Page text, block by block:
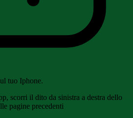
tuo Iphone.
scorri il dito da sinistra a destra dello
pagine precedenti